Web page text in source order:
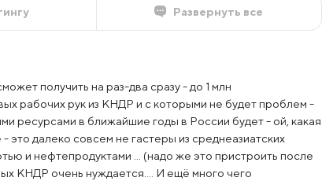
Развернуть все
получить на раз-два сразу - до 1 млн
рабочих рук из КНДР и с которыми не будет проблем -
ресурсами в ближайшие годы в России будет - ой, какая
далеко совсем не гастеры из среднеазиатских
и нефтепродуктами ... (надо же это пристроить после
КНДР очень нуждается.... И ещё много чего